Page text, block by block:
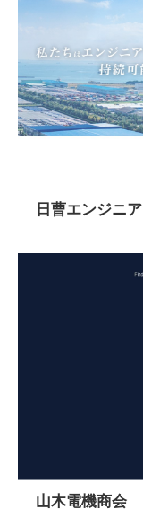
日曹エンジニ
山木電機商会